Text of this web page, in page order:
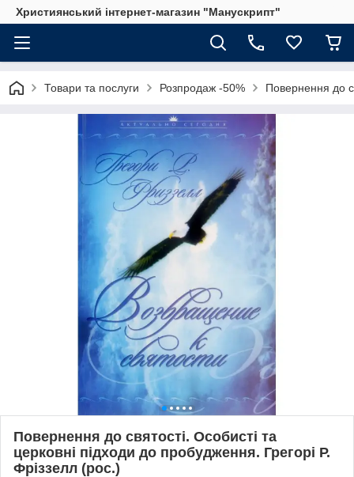
Християнський інтернет-магазин "Манускрипт"
Товари та послуги Розпродаж -50% Повернення до
Повернення до святості. Особисті та
церковні підходи до пробудження. Грегорі Р.
Фріззелл (рос.)